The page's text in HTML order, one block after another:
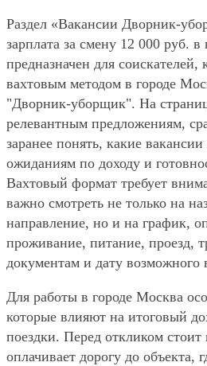
Раздел «Вакансии Дворник-
зарплата за смену 12 000 руб. в
предназначен для
вахтовым методом в городе
"Дворник-уборщик". На
релевантным предложениям,
заранее понять, какие
ожиданиям по доходу и
Вахтовый формат требует
важно смотреть не только на
направление, но и на график,
проживание, питание, проезд,
документам и дату возможного
Для работы в городе Москва
которые влияют на итоговый
поездки. Перед откликом стоит
оплачивает дорогу до объекта,